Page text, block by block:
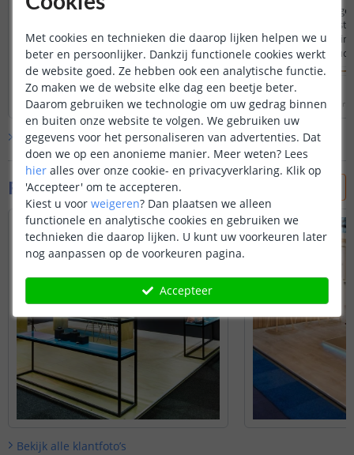
plekke van de beugeltjes de groef dieper
Lees hele review
Johan van Hoof|10 januari 2022
deze producten
vloerranden in de
meubelstukken
Montage is
Lees hele review
Anoniem|12 december
Bekijk alle 7 reviews
Foto's van klanten
Bekijk alle klantfoto’s
Met cookies en technieken die daarop lijken helpen we u
beter en persoonlijker. Dankzij functionele cookies werkt
de website goed. Ze hebben ook een analytische functie.
Zo maken we de website elke dag een beetje beter.
Daarom gebruiken we technologie om uw gedrag binnen
en buiten onze website te volgen. We gebruiken uw
gegevens voor het personaliseren van advertenties. Dat
doen we op een anonieme manier. Meer weten? Lees
hier alles over onze cookie- en privacyverklaring. Klik op
'Accepteer' om te accepteren.
Kiest u voor weigeren? Dan plaatsen we alleen
functionele en analytische cookies en gebruiken we
technieken die daarop lijken. U kunt uw voorkeuren later
nog aanpassen op de voorkeuren pagina.
Accepteer